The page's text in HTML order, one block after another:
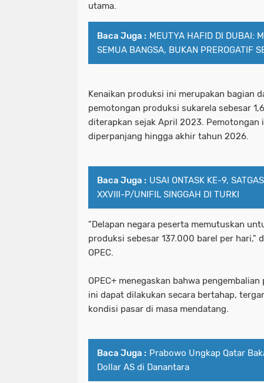
utama.
Baca Juga : MEUTYA HAFID DI DUBAI:
SEMUA BANGSA, BUKAN PREROGATIF
Kenaikan produksi ini merupakan bagian
pemotongan produksi sukarela sebesar
diterapkan sejak April 2023. Pemotongan
diperpanjang hingga akhir tahun 2026.
Baca Juga : USAI ONTASK KE-9,
XXVIII-P/UNIFIL SINGGAH DI TURKI
"Delapan negara peserta memutuskan
produksi sebesar 137.000 barel per hari,"
OPEC.
OPEC+ menegaskan bahwa
ini dapat dilakukan secara bertahap,
kondisi pasar di masa mendatang.
Baca Juga : Prabowo Ungkap Qatar
Dollar AS di Danantara